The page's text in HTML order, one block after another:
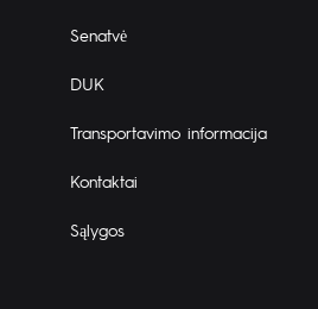
Senatvė
DUK
Transportavimo informacija
Kontaktai
Sąlygos